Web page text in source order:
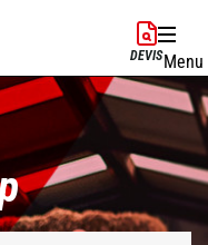
DEVISMenu